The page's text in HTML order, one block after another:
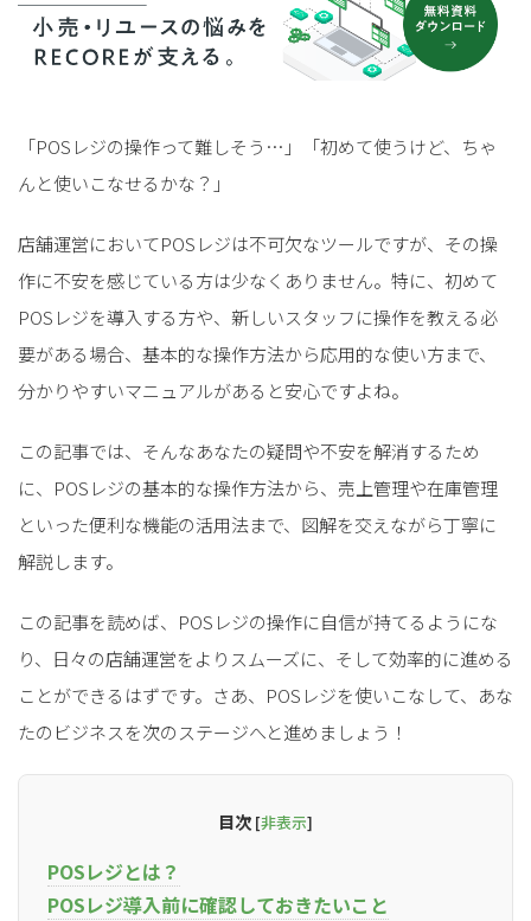
「POSレジの操作って難しそう…」「初めて使うけど、ちゃ
んと使いこなせるかな？」
店舗運営においてPOSレジは不可欠なツールですが、その操
作に不安を感じている方は少なくありません。特に、初めて
POSレジを導入する方や、新しいスタッフに操作を教える必
要がある場合、基本的な操作方法から応用的な使い方まで、
分かりやすいマニュアルがあると安心ですよね。
この記事では、そんなあなたの疑問や不安を解消するため
に、POSレジの基本的な操作方法から、売上管理や在庫管理
といった便利な機能の活用法まで、図解を交えながら丁寧に
解説します。
この記事を読めば、POSレジの操作に自信が持てるようにな
り、日々の店舗運営をよりスムーズに、そして効率的に進める
ことができるはずです。さあ、POSレジを使いこなして、あな
たのビジネスを次のステージへと進めましょう！
目次 [非表示]
POSレジとは？
POSレジ導入前に確認しておきたいこと